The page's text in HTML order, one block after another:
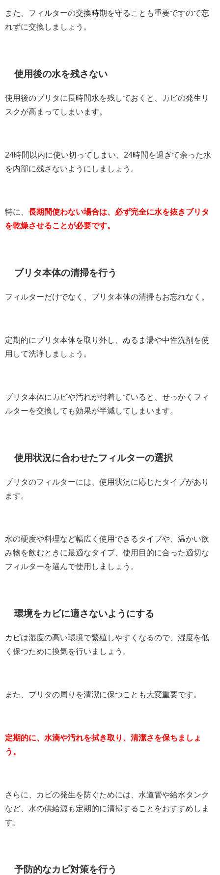
また、フィルターの交換時期を守ることも重要ですので忘
れずに交換しましょう。
使用後の水を残さない
使用後のブリタに長時間水を残しておくと、カビの発生リ
スクが高まってしまいます。
24時間以内に使い切ってしまい、24時間を過ぎて余った水
を内部に残さないようにしましょう。
特に、 長期間使わない場合は、必ず完全に水を抜きブリタ
を乾燥させることが必要です。
ブリタ本体の清掃を行う
フィルターだけでなく、ブリタ本体の清掃もお忘れなく。
定期的にブリタ本体を取り外し、ぬるま湯や中性洗剤を使
用して洗浄しましょう。
ブリタ本体にカビや汚れが付着していると、せっかくフィ
ルターを交換しても効果が半減してしまいます。
使用状況に合わせたフィルターの選択
ブリタのフィルターには、使用状況に応じたタイプがあり
ます。
水の硬度や料理など幅広く使用できるタイプや、温かい飲
み物を飲むときに最適なタイプ、使用目的に合った適切な
フィルターを選んで使用しましょう。
環境をカビに適さないようにする
カビは湿度の高い環境で繁殖しやすくなるので、湿度を低
く保つために換気を行いましょう。
また、ブリタの周りを清潔に保つことも大変重要です。
定期的に、水滴や汚れを拭き取り、清潔さを保ちましょ
う。
さらに、カビの発生を防ぐためには、水道管や給水タンク
など、水の供給源も定期的に清掃することをおすすめしま
す。
予防的なカビ対策を行う